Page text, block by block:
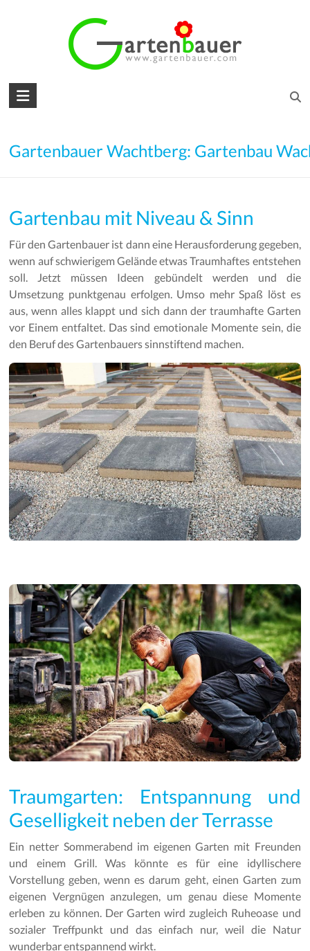
den
Träume
Gartengestaltung
–
Gartenbau
–
Gartenpflege
Gartenbauer Wachtberg: Gartenbau
Gartenbau mit Niveau & Sinn
Für den Gartenbauer ist dann eine Herausforderung gegeben,
wenn auf schwierigem Gelände etwas Traumhaftes entstehen
soll. Jetzt müssen Ideen gebündelt werden und die
Umsetzung punktgenau erfolgen. Umso mehr Spaß löst es
aus, wenn alles klappt und sich dann der traumhafte Garten
vor Einem entfaltet. Das sind emotionale Momente sein, die
den Beruf des Gartenbauers sinnstiftend machen.
Traumgarten: Entspannung und
Geselligkeit neben der Terrasse
Ein netter Sommerabend im eigenen Garten mit Freunden
und einem Grill. Was könnte es für eine idyllischere
Vorstellung geben, wenn es darum geht, einen Garten zum
eigenen Vergnügen anzulegen, um genau diese Momente
erleben zu können. Der Garten wird zugleich Ruheoase und
sozialer Treffpunkt und das einfach nur, weil die Natur
wunderbar entspannend wirkt.